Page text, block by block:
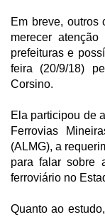
Em breve,
merecer
prefeituras e
feira (20/9/18)
Corsino.
Ela participou de
Ferrovias
(ALMG), a
para falar sobre
ferroviário no
Quanto ao